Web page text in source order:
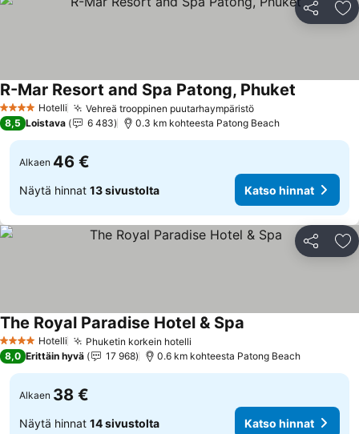
Jaa
4 Tähtiluokitus
Hotelli Vehreä trooppinen puutarhaympäristö
R-Mar Resort and Spa Patong, Phuket
8,5 Loistava 6 483 0.3 km kohteesta Patong Beach
Alkaen 46 €
Näytä hinnat 13 sivustolta Katso hinnat
Jaa
4 Tähtiluokitus
Hotelli Phuketin korkein hotelli
The Royal Paradise Hotel & Spa
8,0 Erittäin hyvä 17 968 0.6 km kohteesta Patong Beach
Alkaen 38 €
Näytä hinnat 14 sivustolta Katso hinnat